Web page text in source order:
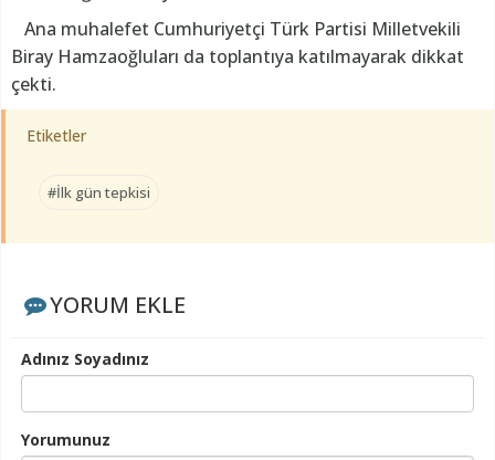
Ana muhalefet Cumhuriyetçi Türk Partisi Milletvekili
Biray Hamzaoğluları da toplantıya katılmayarak dikkat
çekti.
Etiketler
#İlk gün tepkisi
YORUM EKLE
Adınız Soyadınız
Yorumunuz